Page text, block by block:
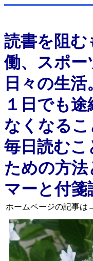
読書を阻む
働、スポー
日々の生活
１日でも
なくなる
毎日読むこ
ための方法
マーと付箋
ホームページの記事は